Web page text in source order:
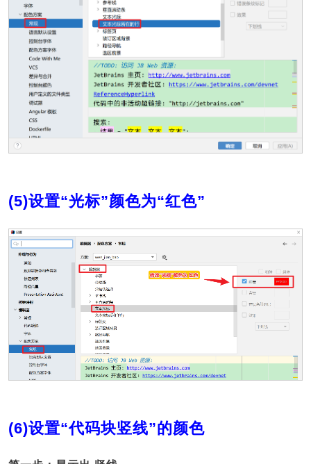
(5)设置“光标”颜色为“红色”
(6)设置“代码块竖线”的颜色